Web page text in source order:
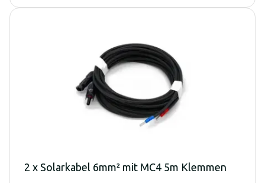
2 x Solarkabel 6mm² mit MC4 5m Klemmen